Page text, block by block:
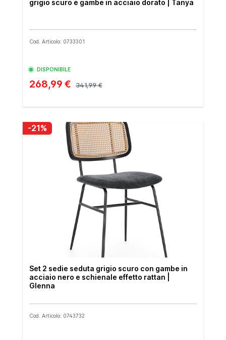
grigio scuro e gambe in acciaio dorato | Tanya
Cod. Articolo: 0733301
DISPONIBILE
268,99 € 341,99 €
-21%
Set 2 sedie seduta grigio scuro con gambe in
acciaio nero e schienale effetto rattan |
Glenna
Cod. Articolo: 0743732